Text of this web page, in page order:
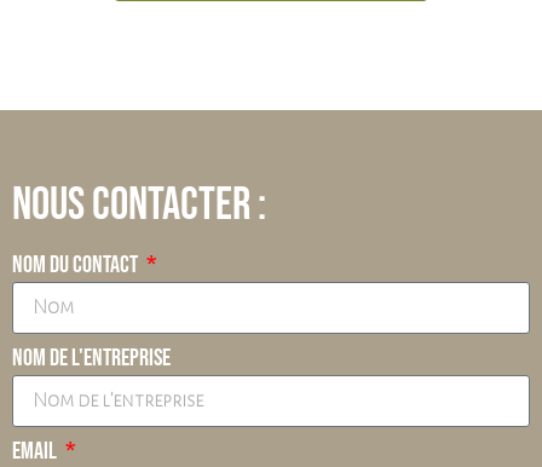
Nous contacter :
Nom du contact
Nom de l'entreprise
Email